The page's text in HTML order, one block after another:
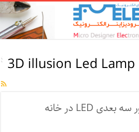
3D illusion Led Lamp
آموزش ساخت آباژور سه بعدی LED در خانه